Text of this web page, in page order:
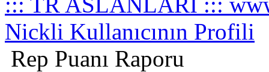
Nickli Kullanıcının Profili
Rep Puanı Raporu